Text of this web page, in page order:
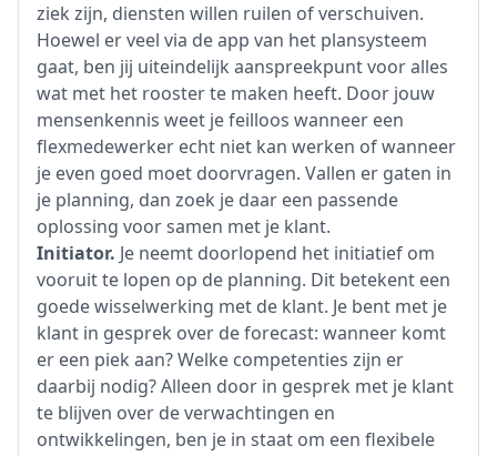
ziek zijn, diensten willen ruilen of verschuiven.
Hoewel er veel via de app van het plansysteem
gaat, ben jij uiteindelijk aanspreekpunt voor alles
wat met het rooster te maken heeft. Door jouw
mensenkennis weet je feilloos wanneer een
flexmedewerker echt niet kan werken of wanneer
je even goed moet doorvragen. Vallen er gaten in
je planning, dan zoek je daar een passende
oplossing voor samen met je klant.
Initiator. Je neemt doorlopend het initiatief om
vooruit te lopen op de planning. Dit betekent een
goede wisselwerking met de klant. Je bent met je
klant in gesprek over de forecast: wanneer komt
er een piek aan? Welke competenties zijn er
daarbij nodig? Alleen door in gesprek met je klant
te blijven over de verwachtingen en
ontwikkelingen, ben je in staat om een flexibele